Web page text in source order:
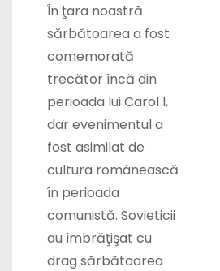
sărbătoarea a fost
comemorată
trecător încă din
perioada lui Carol I,
dar evenimentul a
fost asimilat de
cultura românească
în perioada
comunistă. Sovieticii
au îmbrăţişat cu
drag sărbătoarea
considerând că„se